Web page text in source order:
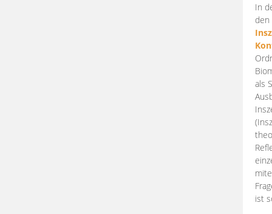
In
den
als
ist